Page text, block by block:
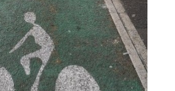
Norton 360 Deluxe 2026
5 ...
Anzeige